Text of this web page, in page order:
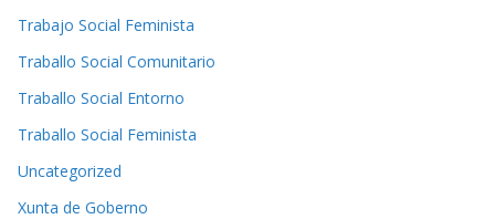
Trabajo Social Feminista
Traballo Social Comunitario
Traballo Social Entorno
Traballo Social Feminista
Uncategorized
Xunta de Goberno